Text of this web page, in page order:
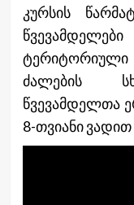
კურსის
ძალების
წვევამდელთა
8-თვიანი ვადით